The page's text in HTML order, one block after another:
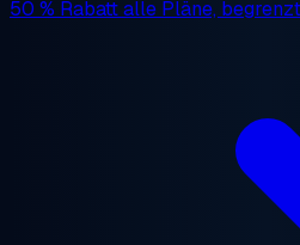
50 % Rabattalle Pläne,